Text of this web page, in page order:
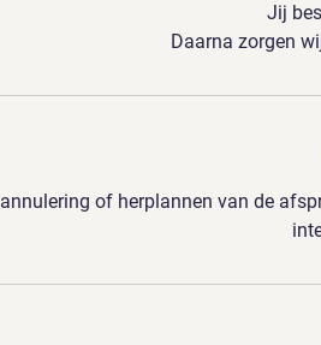
Jij
Daarna zorgen
annulering of herplannen van de